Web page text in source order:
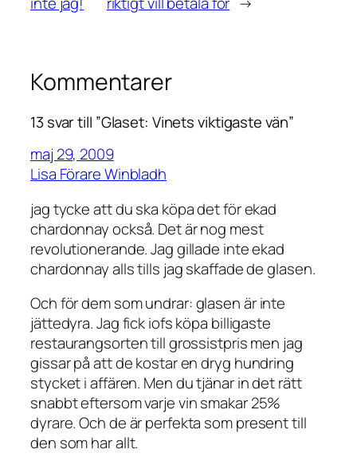
Kommentarer
13 svar till ”Glaset: Vinets viktigaste vän”
maj 29, 2009
Lisa Förare Winbladh
jag tycke att du ska köpa det för ekad
chardonnay också. Det är nog mest
revolutionerande. Jag gillade inte ekad
chardonnay alls tills jag skaffade de glasen.
Och för dem som undrar: glasen är inte
jättedyra. Jag fick iofs köpa billigaste
restaurangsorten till grossistpris men jag
gissar på att de kostar en dryg hundring
stycket i affären. Men du tjänar in det rätt
snabbt eftersom varje vin smakar 25%
dyrare. Och de är perfekta som present till
den som har allt.